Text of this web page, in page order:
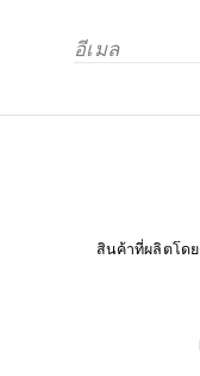
สินค้าที่ผลิตโด